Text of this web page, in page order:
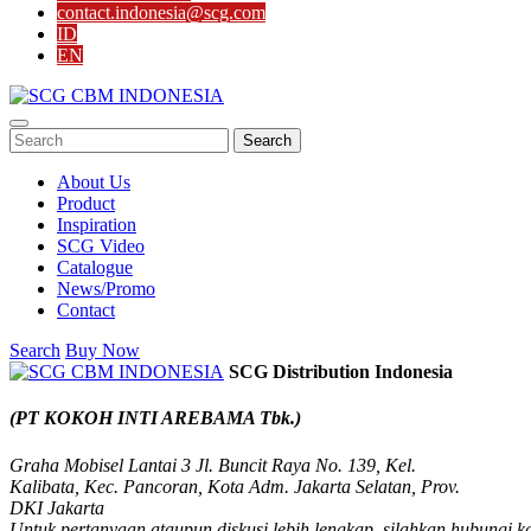
contact.indonesia@scg.com
ID
EN
Search
About Us
Product
Inspiration
SCG Video
Catalogue
News/Promo
Contact
Search Buy Now
SCG Distribution Indonesia
(PT KOKOH INTI AREBAMA Tbk.)
Graha Mobisel Lantai 3 Jl. Buncit Raya No. 139, Kel.
Kalibata, Kec. Pancoran, Kota Adm. Jakarta Selatan, Prov.
DKI Jakarta